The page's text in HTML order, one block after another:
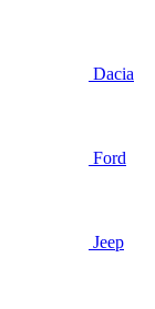
Dacia
Ford
Jeep